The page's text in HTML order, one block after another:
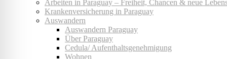
Arbeiten in Paraguay – Freiheit, Chancen & neue
Krankenversicherung in Paraguay
Auswandern
Auswandern Paraguay
Über Paraguay
Cedula/ Aufenthaltsgenehmigung
Wohnen